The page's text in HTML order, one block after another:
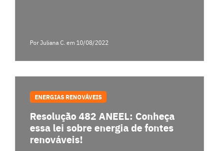
Por Juliana C. em 10/08/2022
ENERGIAS RENOVÁVEIS
Resolução 482 ANEEL: Conheça
essa lei sobre energia de fontes
renováveis!